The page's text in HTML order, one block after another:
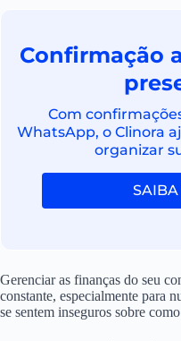
Confirmação
Com
WhatsApp, o Clinora
organizar
Gerenciar as finanças do seu
constante, especialmente para
se sentem inseguros sobre